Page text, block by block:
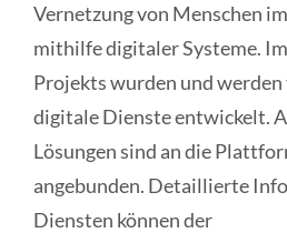
Vernetzung von Menschen
mithilfe digitaler Systeme.
Projekts wurden und werden
digitale Dienste entwickelt.
Lösungen sind an die
angebunden. Detaillierte
Diensten können der